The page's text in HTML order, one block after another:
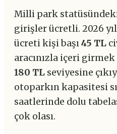
Milli park
girişler ücretli. 2026
ücreti kişi başı45 TL
aracınızla içeri
180 TL seviyesine
otoparkın kapasitesi
saatlerinde dolu
çok olası.